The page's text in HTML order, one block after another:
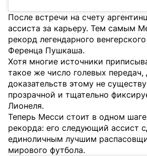
После встречи на счету
ассиста за карьеру. Тем самым
рекорд легендарного
Ференца Пушкаша.
Хотя многие источники
такое же число голевых передач,
доказательств этому не
прозрачной и тщательно
Лионеля.
Теперь Месси стоит в одном
рекорда: его следующий ассист
единоличным лучшим
мирового футбола.